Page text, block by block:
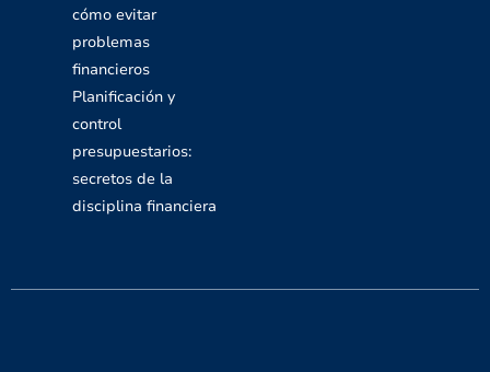
cómo evitar
problemas
financieros
Planificación y
control
presupuestarios:
secretos de la
disciplina financiera